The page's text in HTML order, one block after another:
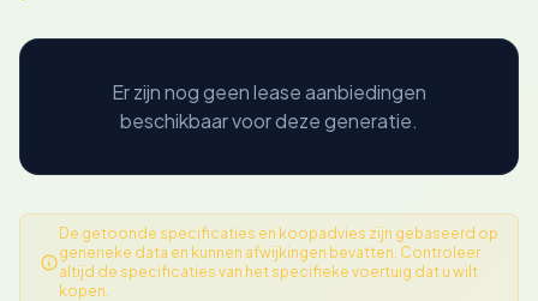
Er zijn nog geen lease aanbiedingen
beschikbaar voor deze generatie.
De getoonde specificaties en koopadvies zijn gebaseerd op
generieke data en kunnen afwijkingen bevatten. Controleer
altijd de specificaties van het specifieke voertuig dat u wilt
kopen.